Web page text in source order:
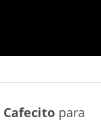
Cafecito para